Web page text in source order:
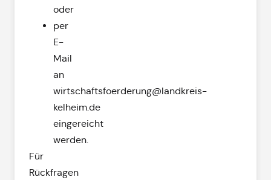
oder
per
E-
Mail
an
wirtschaftsfoerderung@landkreis-
kelheim.de
eingereicht
werden.
Für
Rückfragen